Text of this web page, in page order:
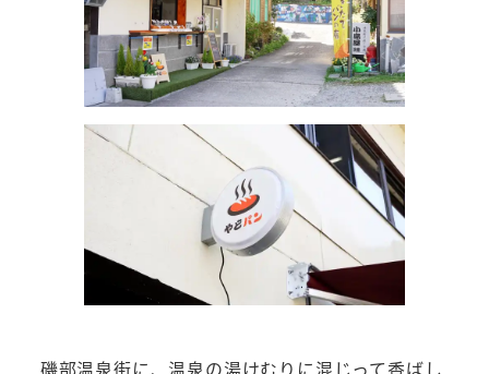
磯部温泉街に、温泉の湯けむりに混じって香ばし